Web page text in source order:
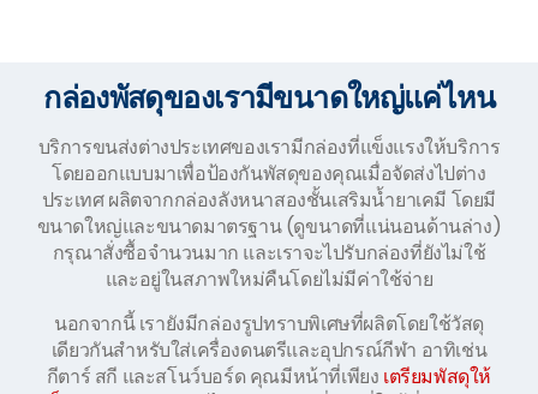
กล่องพัสดุของเรามีขนาดใหญ่แค่ไหน
บริการขนส่งต่างประเทศของเรามีกล่องที่แข็งแรงให้บริการ
โดยออกแบบมาเพื่อป้องกันพัสดุของคุณเมื่อจัดส่งไปต่าง
ประเทศ ผลิตจากกล่องลังหนาสองชั้นเสริมน้ำยาเคมี โดยมี
ขนาดใหญ่และขนาดมาตรฐาน (ดูขนาดที่แน่นอนด้านล่าง)
กรุณาสั่งซื้อจำนวนมาก และเราจะไปรับกล่องที่ยังไม่ใช้
และอยู่ในสภาพใหม่คืนโดยไม่มีค่าใช้จ่าย
นอกจากนี้ เรายังมีกล่องรูปทราบพิเศษที่ผลิตโดยใช้วัสดุ
เดียวกันสำหรับใส่เครื่องดนตรีและอุปกรณ์กีฬา อาทิเช่น
กีตาร์ สกี และสโนว์บอร์ด คุณมีหน้าที่เพียง เตรียมพัสดุให้